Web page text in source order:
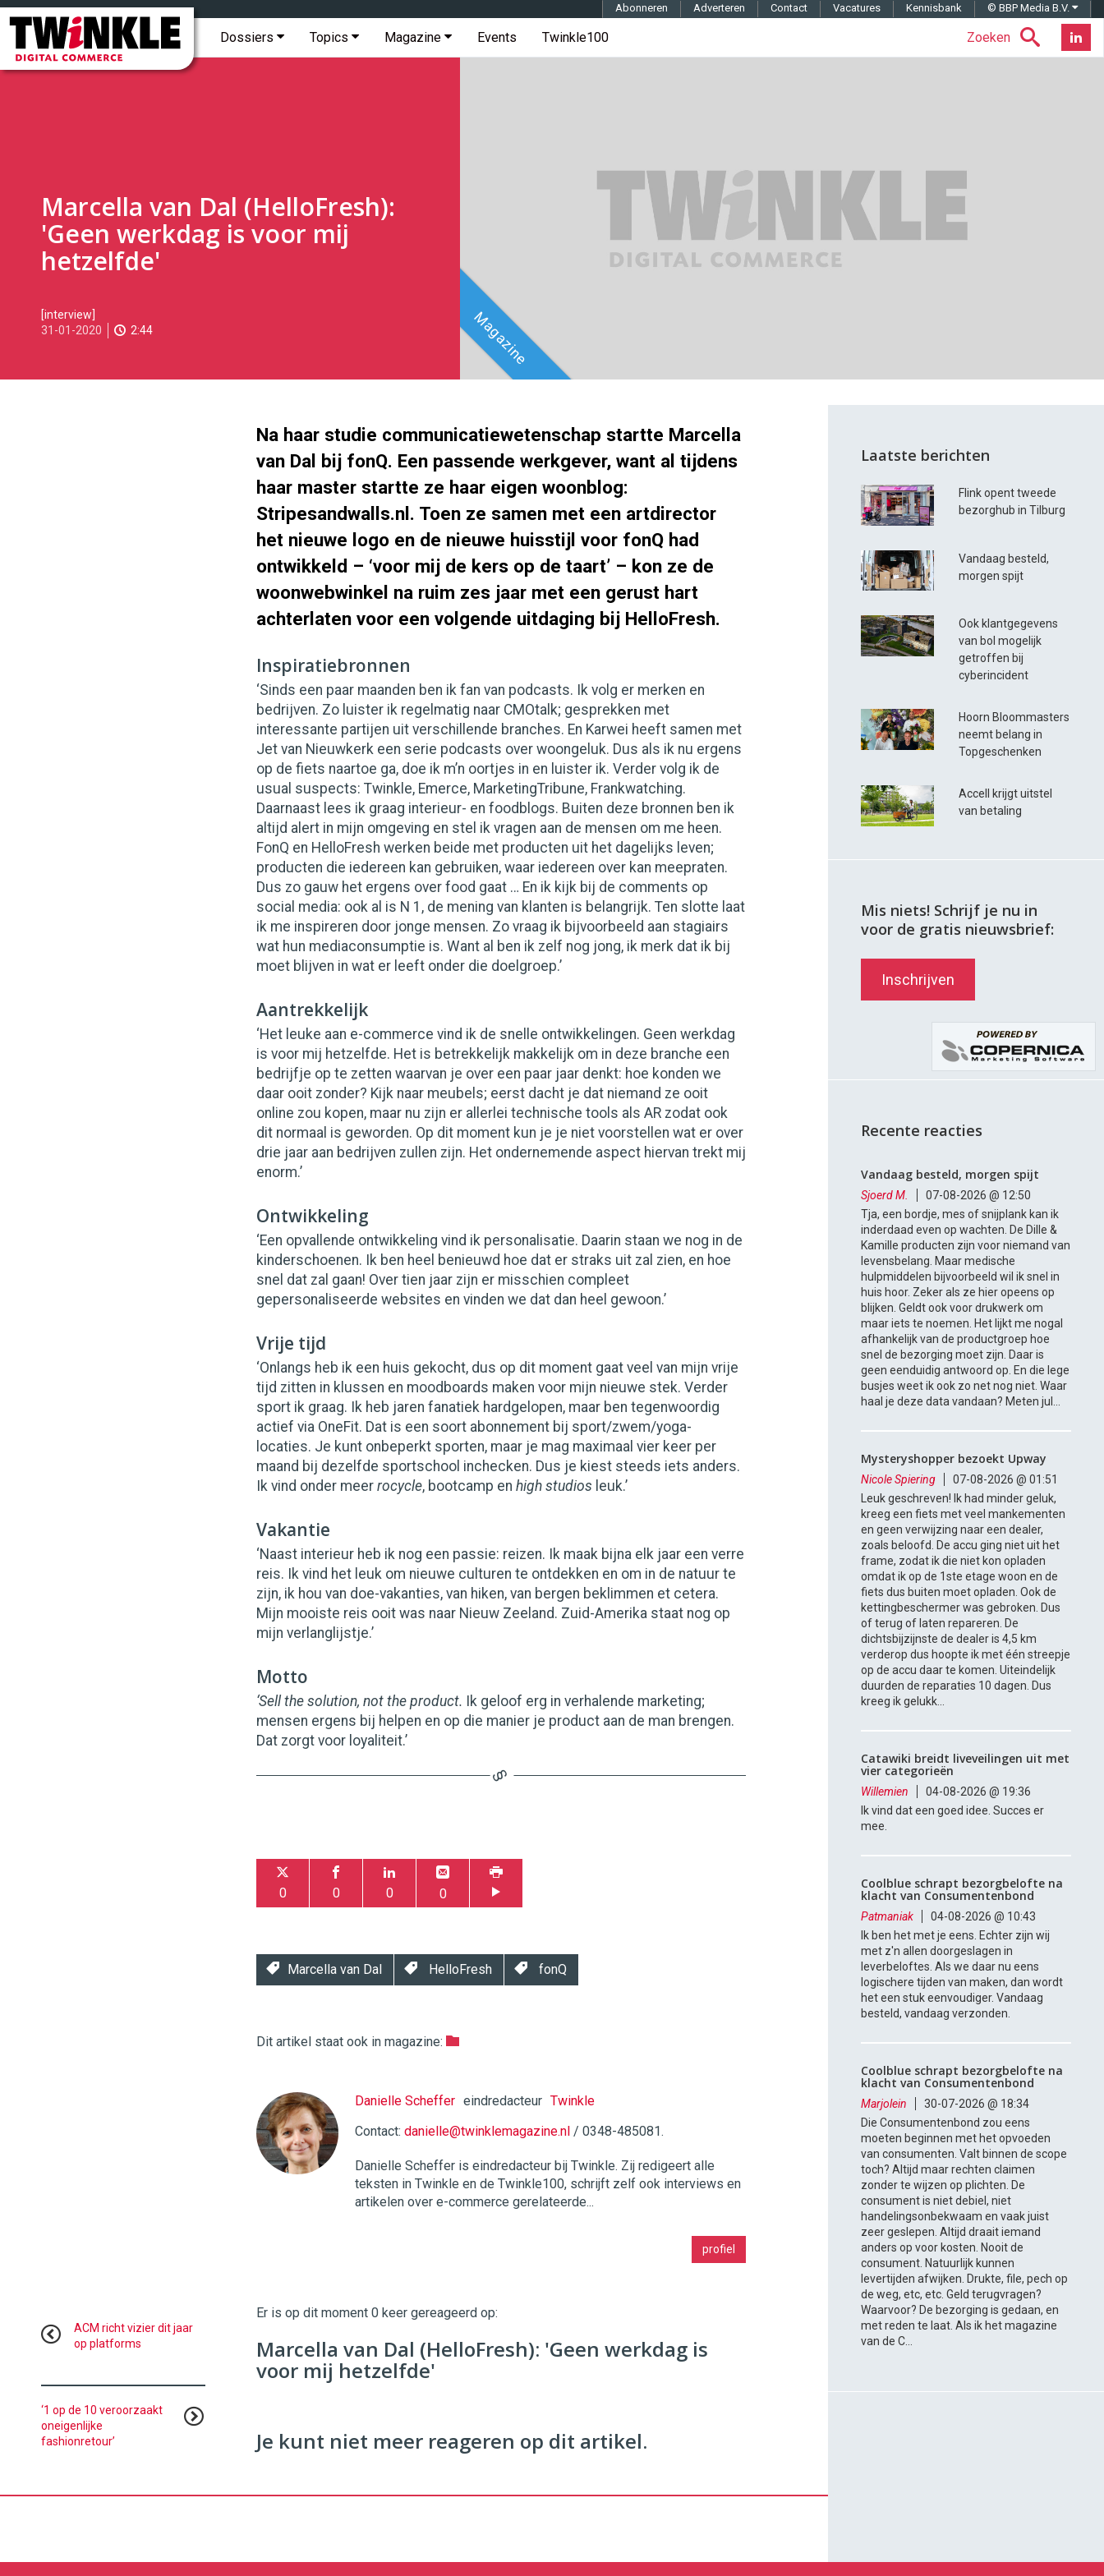
Twinkle
Digital
Commerce
Hoofdmenu Zoeken
Dossiers Topics Magazine Events Twinkle100
Topmenu Abonneren Adverteren Contact Vacatures Kennisbank © BBP Media B.V.
Marcella van Dal (HelloFresh):
'Geen werkdag is voor mij
hetzelfde'
2020-
01-
01-
[interview]
31-01-2020
2:44 Magazine
Na haar studie communicatiewetenschap startte Marcella
van Dal bij fonQ. Een passende werkgever, want al tijdens
haar master startte ze haar eigen woonblog:
Stripesandwalls.nl. Toen ze samen met een artdirector
het nieuwe logo en de nieuwe huisstijl voor fonQ had
ontwikkeld – ‘voor mij de kers op de taart’ – kon ze de
woonwebwinkel na ruim zes jaar met een gerust hart
achterlaten voor een volgende uitdaging bij HelloFresh.
Inspiratiebronnen
‘Sinds een paar maanden ben ik fan van podcasts. Ik volg er merken en
bedrijven. Zo luister ik regelmatig naar CMOtalk; gesprekken met
interessante partijen uit verschillende branches. En Karwei heeft samen met
Jet van Nieuwkerk een serie podcasts over woongeluk. Dus als ik nu ergens
op de fiets naartoe ga, doe ik m’n oortjes in en luister ik. Verder volg ik de
usual suspects: Twinkle, Emerce, MarketingTribune, Frankwatching.
Daarnaast lees ik graag interieur- en foodblogs. Buiten deze bronnen ben ik
altijd alert in mijn omgeving en stel ik vragen aan de mensen om me heen.
FonQ en HelloFresh werken beide met producten uit het dagelijks leven;
producten die iedereen kan gebruiken, waar iedereen over kan meepraten.
Dus zo gauw het ergens over food gaat … En ik kijk bij de comments op
social media: ook al is N 1, de mening van klanten is belangrijk. Ten slotte laat
ik me inspireren door jonge mensen. Zo vraag ik bijvoorbeeld aan stagiairs
wat hun mediaconsumptie is. Want al ben ik zelf nog jong, ik merk dat ik bij
moet blijven in wat er leeft onder die doelgroep.’
Aantrekkelijk
‘Het leuke aan e-commerce vind ik de snelle ontwikkelingen. Geen werkdag
is voor mij hetzelfde. Het is betrekkelijk makkelijk om in deze branche een
bedrijfje op te zetten waarvan je over een paar jaar denkt: hoe konden we
daar ooit zonder? Kijk naar meubels; eerst dacht je dat niemand ze ooit
online zou kopen, maar nu zijn er allerlei technische tools als AR zodat ook
dit normaal is geworden. Op dit moment kun je je niet voorstellen wat er over
drie jaar aan bedrijven zullen zijn. Het ondernemende aspect hiervan trekt mij
enorm.’
Ontwikkeling
‘Een opvallende ontwikkeling vind ik personalisatie. Daarin staan we nog in de
kinderschoenen. Ik ben heel benieuwd hoe dat er straks uit zal zien, en hoe
snel dat zal gaan! Over tien jaar zijn er misschien compleet
gepersonaliseerde websites en vinden we dat dan heel gewoon.’
Vrije tijd
‘Onlangs heb ik een huis gekocht, dus op dit moment gaat veel van mijn vrije
tijd zitten in klussen en moodboards maken voor mijn nieuwe stek. Verder
sport ik graag. Ik heb jaren fanatiek hardgelopen, maar ben tegenwoordig
actief via OneFit. Dat is een soort abonnement bij sport/zwem/yoga-
locaties. Je kunt onbeperkt sporten, maar je mag maximaal vier keer per
maand bij dezelfde sportschool inchecken. Dus je kiest steeds iets anders.
Ik vind onder meer rocycle, bootcamp en high studios leuk.’
Vakantie
‘Naast interieur heb ik nog een passie: reizen. Ik maak bijna elk jaar een verre
reis. Ik vind het leuk om nieuwe culturen te ontdekken en om in de natuur te
zijn, ik hou van doe-vakanties, van hiken, van bergen beklimmen et cetera.
Mijn mooiste reis ooit was naar Nieuw Zeeland. Zuid-Amerika staat nog op
mijn verlanglijstje.’
Motto
‘Sell the solution, not the product. Ik geloof erg in verhalende marketing;
mensen ergens bij helpen en op die manier je product aan de man brengen.
Dat zorgt voor loyaliteit.’
0 0 0 0
Marcella van Dal HelloFresh fonQ
Dit artikel staat ook in magazine:
Danielle Scheffer eindredacteur Twinkle
Contact: danielle@twinklemagazine.nl / 0348-485081.
Danielle Scheffer is eindredacteur bij Twinkle. Zij redigeert alle
teksten in Twinkle en de Twinkle100, schrijft zelf ook interviews en
artikelen over e-commerce gerelateerde...
profiel
Twinkle
|
Digital
Commercehttps://twinklemagazine.nl
Er is op dit moment 0 keer gereageerd op:
Marcella van Dal (HelloFresh): 'Geen werkdag is
voor mij hetzelfde'
Je kunt niet meer reageren op dit artikel.
ACM richt vizier dit jaar
op platforms
‘1 op de 10 veroorzaakt
oneigenlijke
fashionretour’
Laatste berichten
Flink opent tweede
bezorghub in Tilburg
Vandaag besteld,
morgen spijt
Ook klantgegevens
van bol mogelijk
getroffen bij
cyberincident
Hoorn Bloommasters
neemt belang in
Topgeschenken
Accell krijgt uitstel
van betaling
Mis niets! Schrijf je nu in
voor de gratis nieuwsbrief:
Inschrijven
Recente reacties
Vandaag besteld, morgen spijt
Sjoerd M.
07-08-2026 @ 12:50
Tja, een bordje, mes of snijplank kan ik
inderdaad even op wachten. De Dille &
Kamille producten zijn voor niemand van
levensbelang. Maar medische
hulpmiddelen bijvoorbeeld wil ik snel in
huis hoor. Zeker als ze hier opeens op
blijken. Geldt ook voor drukwerk om
maar iets te noemen. Het lijkt me nogal
afhankelijk van de productgroep hoe
snel de bezorging moet zijn. Daar is
geen eenduidig antwoord op. En die lege
busjes weet ik ook zo net nog niet. Waar
haal je deze data vandaan? Meten jul...
Mysteryshopper bezoekt Upway
Nicole Spiering
07-08-2026 @ 01:51
Leuk geschreven! Ik had minder geluk,
kreeg een fiets met veel mankementen
en geen verwijzing naar een dealer,
zoals beloofd. De accu ging niet uit het
frame, zodat ik die niet kon opladen
omdat ik op de 1ste etage woon en de
fiets dus buiten moet opladen. Ook de
kettingbeschermer was gebroken. Dus
of terug of laten repareren. De
dichtsbijzijnste de dealer is 4,5 km
verderop dus hoopte ik met één streepje
op de accu daar te komen. Uiteindelijk
duurden de reparaties 10 dagen. Dus
kreeg ik gelukk...
Catawiki breidt liveveilingen uit met
vier categorieën
Willemien
04-08-2026 @ 19:36
Ik vind dat een goed idee. Succes er
mee.
Coolblue schrapt bezorgbelofte na
klacht van Consumentenbond
Patmaniak
04-08-2026 @ 10:43
Ik ben het met je eens. Echter zijn wij
met z'n allen doorgeslagen in
leverbeloftes. Als we daar nu eens
logischere tijden van maken, dan wordt
het een stuk eenvoudiger. Vandaag
besteld, vandaag verzonden.
Coolblue schrapt bezorgbelofte na
klacht van Consumentenbond
Marjolein
30-07-2026 @ 18:34
Die Consumentenbond zou eens
moeten beginnen met het opvoeden
van consumenten. Valt binnen de scope
toch? Altijd maar rechten claimen
zonder te wijzen op plichten. De
consument is niet debiel, niet
handelingsonbekwaam en vaak juist
zeer geslepen. Altijd draait iemand
anders op voor kosten. Nooit de
consument. Natuurlijk kunnen
levertijden afwijken. Drukte, file, pech op
de weg, etc, etc. Geld terugvragen?
Waarvoor? De bezorging is gedaan, en
met reden te laat. Als ik het magazine
van de C...